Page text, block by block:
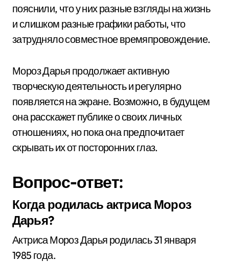
пояснили, что у них разные взгляды на жизнь
и слишком разные графики работы, что
затрудняло совместное времяпровождение.
Мороз Дарья продолжает активную
творческую деятельность и регулярно
появляется на экране. Возможно, в будущем
она расскажет публике о своих личных
отношениях, но пока она предпочитает
скрывать их от посторонних глаз.
Вопрос-ответ:
Когда родилась актриса Мороз
Дарья?
Актриса Мороз Дарья родилась 31 января
1985 года.